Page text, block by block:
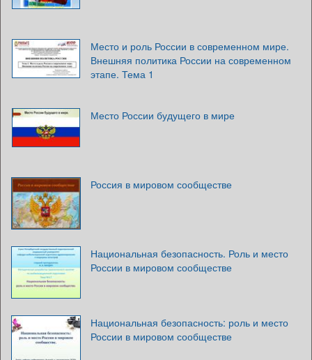
Место и роль России в современном мире.
Внешняя политика России на современном
этапе. Тема 1
Место России будущего в мире
Россия в мировом сообществе
Национальная безопасность. Роль и место
России в мировом сообществе
Национальная безопасность: роль и место
России в мировом сообществе